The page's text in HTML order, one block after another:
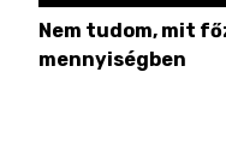
Nem tudom, mit
mennyiségben